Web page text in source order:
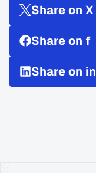
Share on X
Share on f
Share on in